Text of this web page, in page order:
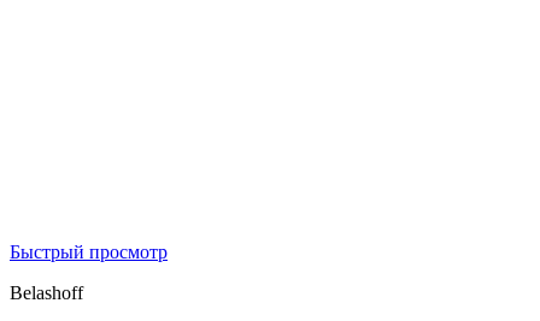
Быстрый просмотр
Belashoff